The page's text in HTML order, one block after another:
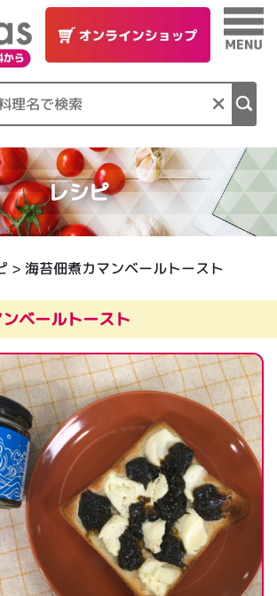
×
レシピ
> 海苔佃煮カマンベールトースト
ベールトースト